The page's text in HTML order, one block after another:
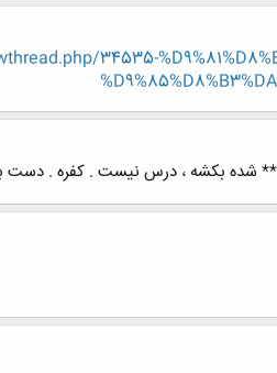
34535-
شده بکشه ، درس نیست . کفره . دست